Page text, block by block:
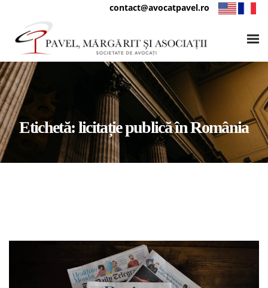
contact@avocatpavel.ro
Etichetă:licitație publică în România